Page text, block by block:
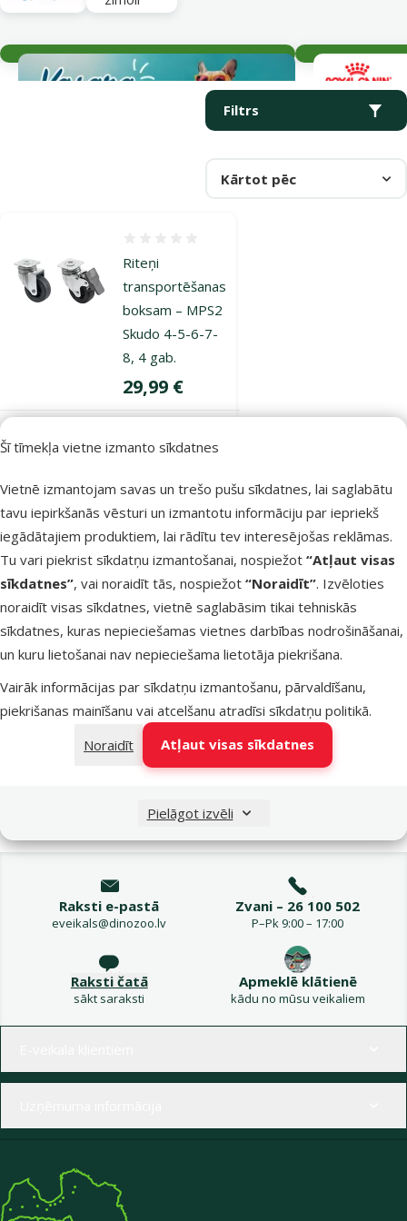
Šī tīmekļa vietne izmanto sīkdatnes
Vietnē izmantojam savas un trešo pušu sīkdatnes, lai saglabātu
tavu iepirkšanās vēsturi un izmantotu informāciju par iepriekš
iegādātajiem produktiem, lai rādītu tev interesējošas reklāmas.
Tu vari piekrist sīkdatņu izmantošanai, nospiežot “Atļaut visas
sīkdatnes”, vai noraidīt tās, nospiežot “Noraidīt”. Izvēloties
noraidīt visas sīkdatnes, vietnē saglabāsim tikai tehniskās
sīkdatnes, kuras nepieciešamas vietnes darbības nodrošināšanai,
un kuru lietošanai nav nepieciešama lietotāja piekrišana.
Vairāk informācijas par sīkdatņu izmantošanu, pārvaldīšanu,
piekrišanas mainīšanu vai atcelšanu atradīsi sīkdatņu politikā.
Noraidīt
Atļaut visas sīkdatnes
Pielāgot izvēli
Filtrs
Kārtot pēc
Produkti kategorijā Rezerves daļas un aksesuāri
Riteņi
transportēšanas
boksam – MPS2
Skudo 4-5-6-7-
8, 4 gab.
Cena
29,99 €
Bezmaksas
Ūdens pudeles
uzgalis ar
stiprinājumu –
Pawise Pet
Water Bottle
Feeder Head
Atsauksmes 0%
Cena
4,99 €
Nav pieejams
Raksti e-pastā
eveikals@dinozoo.lv
Zvani – 26 100 502
P–Pk 9:00 – 17:00
Raksti čatā
sākt saraksti
Apmeklē klātienē
kādu no mūsu veikaliem